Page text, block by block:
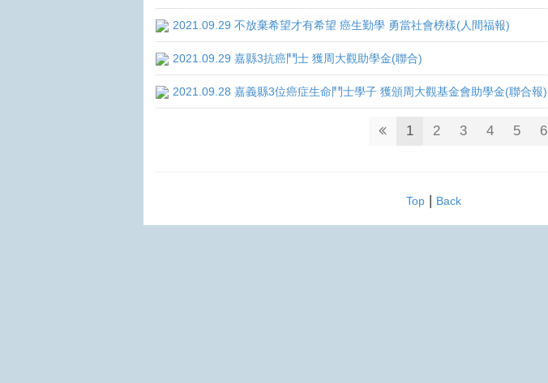
2021.09.29 不放棄希望才有希望 癌生勤學 勇當社會榜樣(人間福報)
2021.09.29 嘉縣3抗癌鬥士 獲周大觀助學金(聯合)
2021.09.28 嘉義縣3位癌症生命鬥士學子 獲頒周大觀基金會助學金(聯合報)
1 2 3 4 5 6
Top| Back